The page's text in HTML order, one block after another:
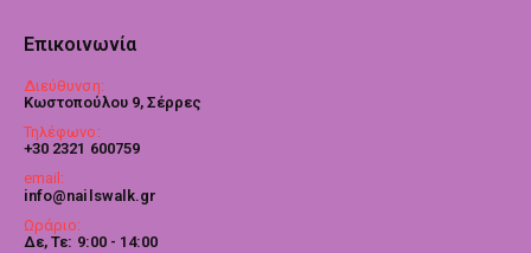
Επικοινωνία
Διεύθυνση:
Κωστοπούλου 9, Σέρρες
Τηλέφωνο:
+30 2321 600759
email:
info@nailswalk.gr
Ωράριο:
Δε, Τε: 9:00 - 14:00